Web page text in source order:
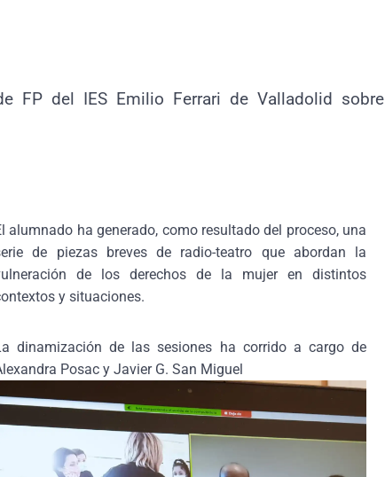
FP del IES Emilio Ferrari de Valladolid sobre
alumnado ha generado, como resultado del proceso, una
de piezas breves de radio-teatro que abordan la
de los derechos de la mujer en distintos
y situaciones.
dinamización de las sesiones ha corrido a cargo de
Posac y Javier G. San Miguel